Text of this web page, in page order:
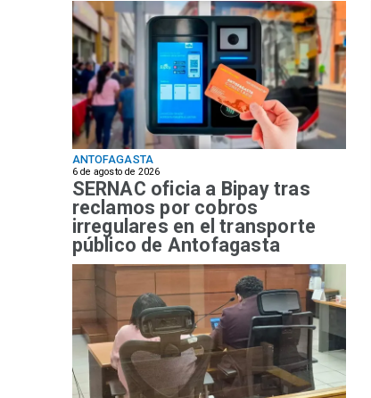
ANTOFAGASTA
6 de agosto de 2026
SERNAC oficia a Bipay tras
reclamos por cobros
irregulares en el transporte
público de Antofagasta